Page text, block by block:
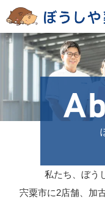
私たち、ぼう
宍粟市に2店舗、加